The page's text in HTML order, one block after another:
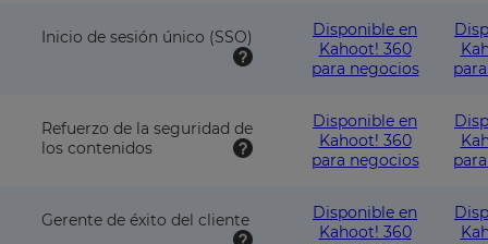
Inicio de sesión único (SSO)
Disponible en
Kahoot! 360
para negocios
Refuerzo de la seguridad de
los contenidos
Disponible en
Kahoot! 360
para negocios
Gerente de éxito del cliente
Disponible en
Kahoot! 360